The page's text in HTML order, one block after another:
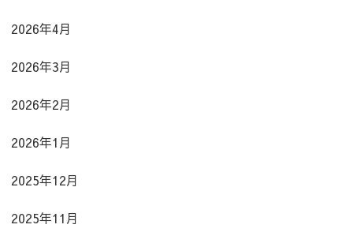
2026年4月
2026年3月
2026年2月
2026年1月
2025年12月
2025年11月